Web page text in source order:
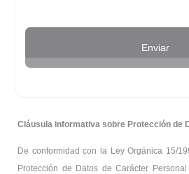
Cláusula informativa sobre Protección de
De conformidad con la Ley Orgánica 15/
Protección de Datos de Carácter